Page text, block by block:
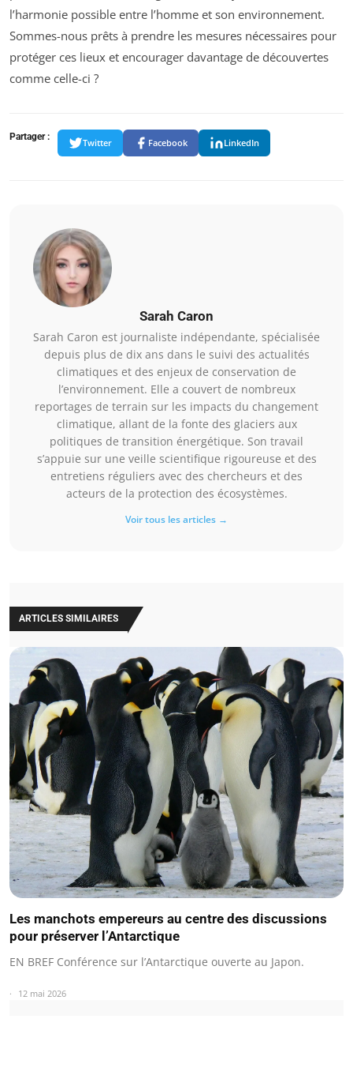
l’harmonie possible entre l’homme et son environnement.
Sommes-nous prêts à prendre les mesures nécessaires pour
protéger ces lieux et encourager davantage de découvertes
comme celle-ci ?
Partager :
Twitter Facebook LinkedIn
Sarah Caron
Sarah Caron est journaliste indépendante, spécialisée
depuis plus de dix ans dans le suivi des actualités
climatiques et des enjeux de conservation de
l’environnement. Elle a couvert de nombreux
reportages de terrain sur les impacts du changement
climatique, allant de la fonte des glaciers aux
politiques de transition énergétique. Son travail
s’appuie sur une veille scientifique rigoureuse et des
entretiens réguliers avec des chercheurs et des
acteurs de la protection des écosystèmes.
Voir tous les articles →
ARTICLES SIMILAIRES
Les manchots empereurs au centre des discussions
pour préserver l’Antarctique
EN BREF Conférence sur l’Antarctique ouverte au Japon.
12 mai 2026